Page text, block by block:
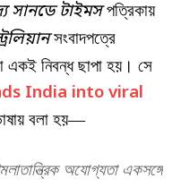
সানডে টাইমসপত্রিকায়
সংবাদপত্রে
একই নিবন্ধ ছাপা হয়। সে
India into viral
বলা হয়—
অযোগ্যতা একসঙ্গে